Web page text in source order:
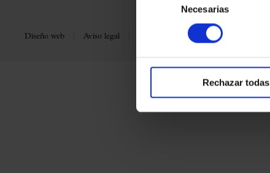
consentimiento
Necesarias
Rechazar todas
Diseño web Aviso legal Política de privacidad